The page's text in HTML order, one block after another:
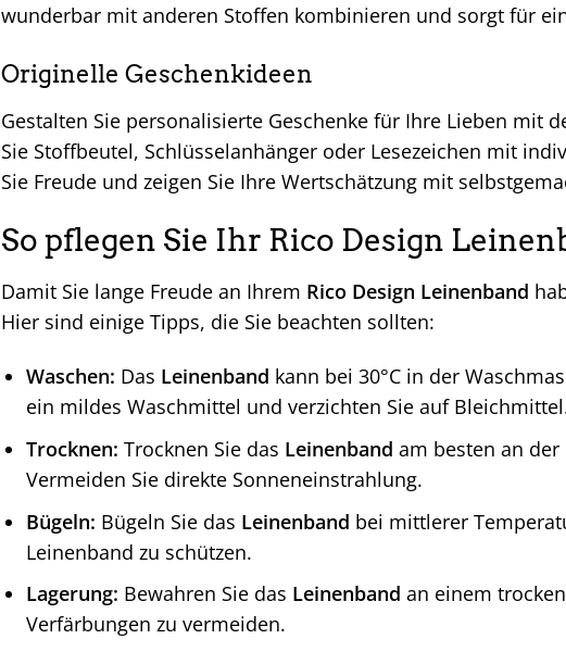
wunderbar mit anderen Stoffen kombinieren und sorgt für
Originelle Geschenkideen
Gestalten Sie personalisierte Geschenke für Ihre Lieben mit
Sie Stoffbeutel, Schlüsselanhänger oder Lesezeichen mit
Sie Freude und zeigen Sie Ihre Wertschätzung mit
So pflegen Sie Ihr Rico Design
Damit Sie lange Freude an Ihrem Rico Design Leinenband
Hier sind einige Tipps, die Sie beachten sollten:
Waschen: Das Leinenband kann bei 30°C in der
ein mildes Waschmittel und verzichten Sie auf
Trocknen: Trocknen Sie das Leinenband am besten an
Vermeiden Sie direkte Sonneneinstrahlung.
Bügeln: Bügeln Sie das Leinenband bei mittlerer
Leinenband zu schützen.
Lagerung: Bewahren Sie das Leinenband an einem
Verfärbungen zu vermeiden.